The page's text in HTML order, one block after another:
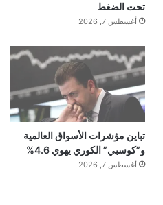
تحت الضغط
أغسطس 7, 2026
تباين مؤشرات الأسواق العالمية
و”كوسبي” الكوري يهوي 4.6%
أغسطس 7, 2026